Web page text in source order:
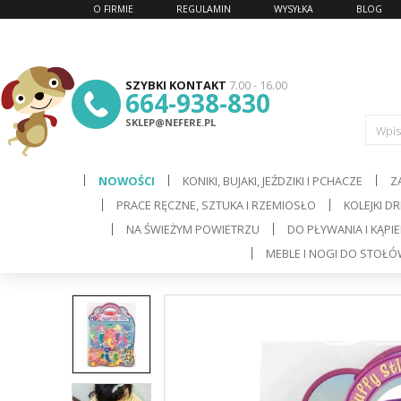
SZYBKI KONTAKT 7.00 - 16.00
664-938-830
SKLEP@NEFERE.PL
O FIRMIE REGULAMIN WYSYŁKA BLOG
NOWOŚCI KONIKI, BUJAKI, JEŹDZIKI I PCHACZE
PRACE RĘCZNE, SZTUKA I RZEMIOSŁO
KOLEJKI
NA ŚWIEŻYM POWIETRZU
DO PŁYWANIA I
MEBLE I NOGI DO